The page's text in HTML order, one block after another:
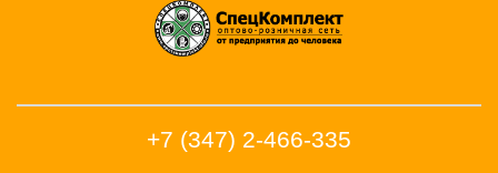
+7 (347) 2-466-335